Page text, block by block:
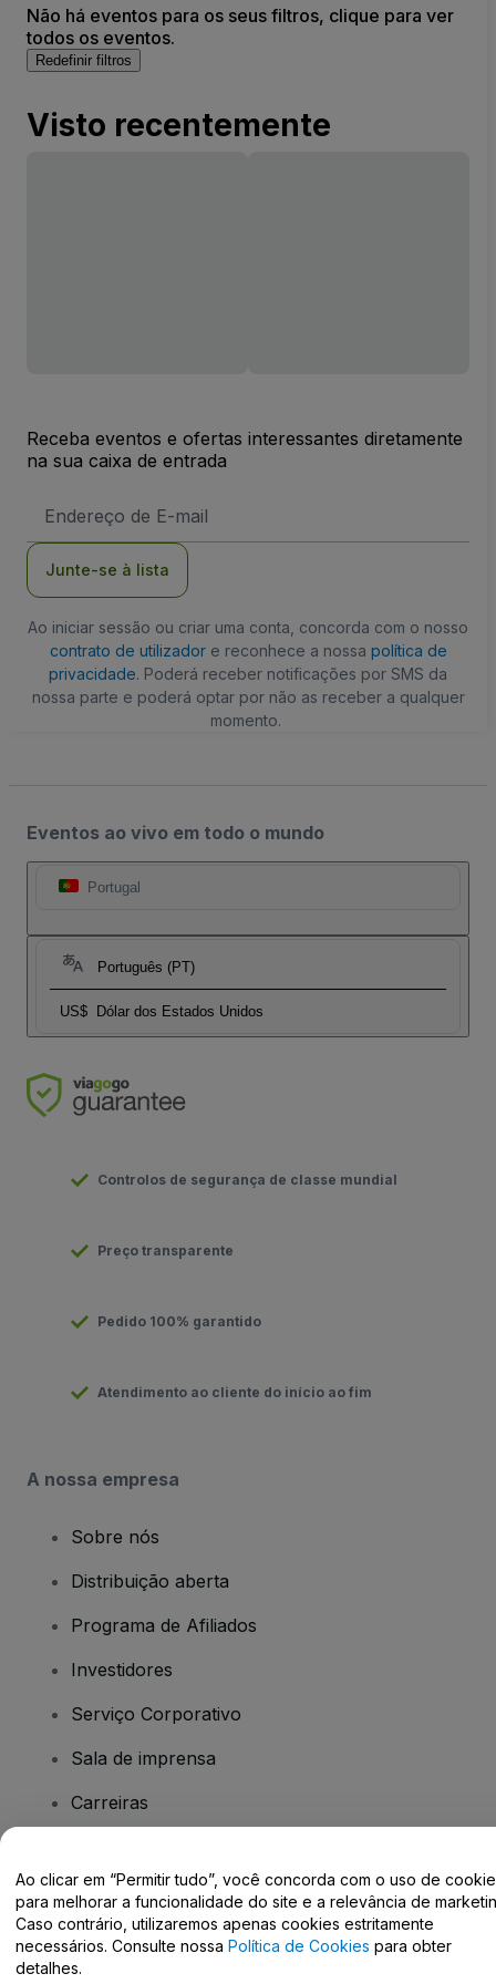
Não há eventos para os seus filtros, clique para ver
todos os eventos.
Redefinir filtros
Visto recentemente
Receba eventos e ofertas interessantes diretamente
na sua caixa de entrada
de
Junte-se à lista
Ao iniciar sessão ou criar uma conta, concorda com o nosso
contrato de utilizadore reconhece a nossa política de
privacidade. Poderá receber notificações por SMS da
nossa parte e poderá optar por não as receber a qualquer
momento.
Eventos ao vivo em todo o mundo
Portugal
Português (PT)
US$ Dólar dos Estados Unidos
Controlos de segurança de classe mundial
Preço transparente
Pedido 100% garantido
Atendimento ao cliente do início ao fim
A nossa empresa
Sobre nós
Distribuição aberta
Programa de Afiliados
Investidores
Serviço Corporativo
Sala de imprensa
Carreiras
Tem dúvidas?
Centro de Ajuda / Fale Conosco
Ao clicar em “Permitir tudo”, você concorda com o uso de
para melhorar a funcionalidade do site e a relevância de
Caso contrário, utilizaremos apenas cookies estritamente
necessários. Consulte nossa Política de Cookies para obter
detalhes.